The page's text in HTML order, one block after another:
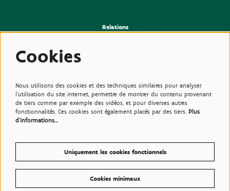
Relations
Cookies
Nous utilisons des cookies et des techniques similaires pour analyser
l'utilisation du site internet, permettre de montrer du contenu provenant
de tiers comme par exemple des vidéos, et pour diverses autres
fonctionnalités. Ces cookies sont également placés par des tiers. Plus
d'informations…
Uniquement les cookies fonctionnels
Cookies minimaux